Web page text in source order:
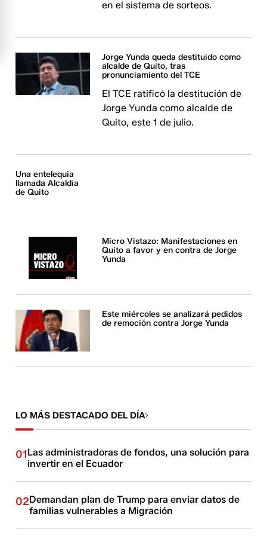
en el sistema de sorteos.
Jorge Yunda queda destituido como
alcalde de Quito, tras
pronunciamiento del TCE
El TCE ratificó la destitución de
Jorge Yunda como alcalde de
Quito, este 1 de julio.
Una entelequia
llamada Alcaldía
de Quito
Micro Vistazo: Manifestaciones en
Quito a favor y en contra de Jorge
Yunda
Este miércoles se analizará pedidos
de remoción contra Jorge Yunda
LO MÁS DESTACADO DEL DÍA
01Las administradoras de fondos, una solución para
invertir en el Ecuador
02Demandan plan de Trump para enviar datos de
familias vulnerables a Migración